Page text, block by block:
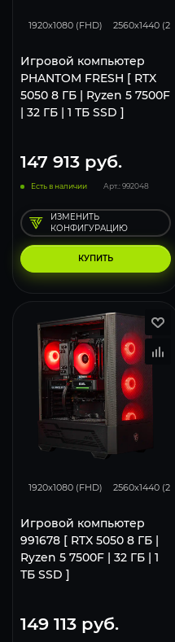
1920x1080 (FHD) 2560x1440 (2K)
Игровой компьютер
PHANTOM FRESH [ RTX
5050 8 ГБ | Ryzen 5 7500F
| 32 ГБ | 1 ТБ SSD ]
147 913 руб.
Есть в наличии Арт.: 992048
КУПИТЬ
ИЗМЕНИТЬ
КОНФИГУРАЦИЮ
1920x1080 (FHD) 2560x1440 (2K)
Игровой компьютер
991678 [ RTX 5050 8 ГБ |
Ryzen 5 7500F | 32 ГБ | 1
ТБ SSD ]
149 113 руб.